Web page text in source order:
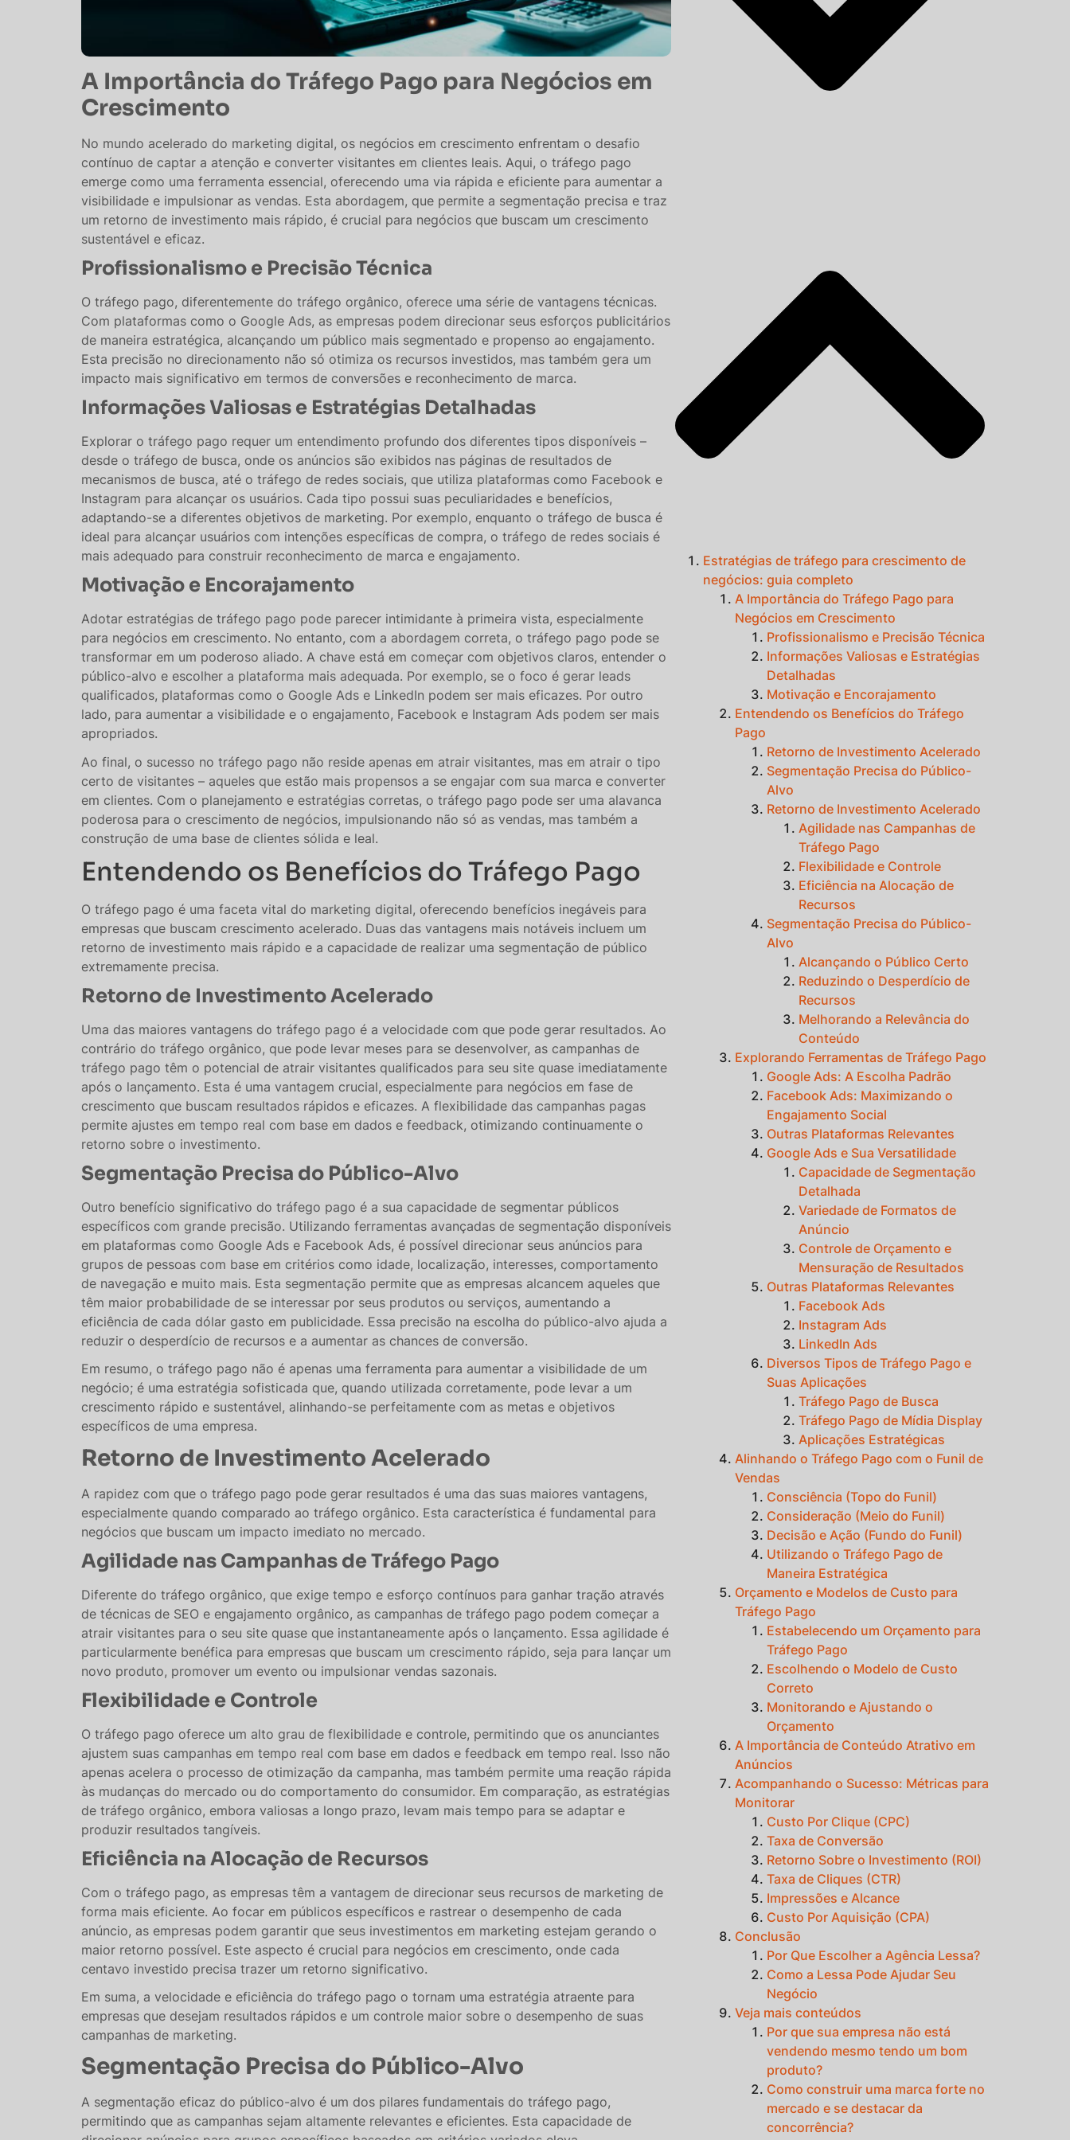
A Importância do Tráfego Pago para Negócios em
Crescimento
No mundo acelerado do marketing digital, os negócios em crescimento enfrentam o desafio
contínuo de captar a atenção e converter visitantes em clientes leais. Aqui, o tráfego pago
emerge como uma ferramenta essencial, oferecendo uma via rápida e eficiente para aumentar a
visibilidade e impulsionar as vendas. Esta abordagem, que permite a segmentação precisa e traz
um retorno de investimento mais rápido, é crucial para negócios que buscam um crescimento
sustentável e eficaz.
Profissionalismo e Precisão Técnica
O tráfego pago, diferentemente do tráfego orgânico, oferece uma série de vantagens técnicas.
Com plataformas como o Google Ads, as empresas podem direcionar seus esforços publicitários
de maneira estratégica, alcançando um público mais segmentado e propenso ao engajamento.
Esta precisão no direcionamento não só otimiza os recursos investidos, mas também gera um
impacto mais significativo em termos de conversões e reconhecimento de marca.
Informações Valiosas e Estratégias Detalhadas
Explorar o tráfego pago requer um entendimento profundo dos diferentes tipos disponíveis –
desde o tráfego de busca, onde os anúncios são exibidos nas páginas de resultados de
mecanismos de busca, até o tráfego de redes sociais, que utiliza plataformas como Facebook e
Instagram para alcançar os usuários. Cada tipo possui suas peculiaridades e benefícios,
adaptando-se a diferentes objetivos de marketing. Por exemplo, enquanto o tráfego de busca é
ideal para alcançar usuários com intenções específicas de compra, o tráfego de redes sociais é
mais adequado para construir reconhecimento de marca e engajamento​​​​​​.
Motivação e Encorajamento
Adotar estratégias de tráfego pago pode parecer intimidante à primeira vista, especialmente
para negócios em crescimento. No entanto, com a abordagem correta, o tráfego pago pode se
transformar em um poderoso aliado. A chave está em começar com objetivos claros, entender o
público-alvo e escolher a plataforma mais adequada. Por exemplo, se o foco é gerar leads
qualificados, plataformas como o Google Ads e LinkedIn podem ser mais eficazes. Por outro
lado, para aumentar a visibilidade e o engajamento, Facebook e Instagram Ads podem ser mais
apropriados​​​​.
Ao final, o sucesso no tráfego pago não reside apenas em atrair visitantes, mas em atrair o tipo
certo de visitantes – aqueles que estão mais propensos a se engajar com sua marca e converter
em clientes. Com o planejamento e estratégias corretas, o tráfego pago pode ser uma alavanca
poderosa para o crescimento de negócios, impulsionando não só as vendas, mas também a
construção de uma base de clientes sólida e leal.
Entendendo os Benefícios do Tráfego Pago
O tráfego pago é uma faceta vital do marketing digital, oferecendo benefícios inegáveis para
empresas que buscam crescimento acelerado. Duas das vantagens mais notáveis incluem um
retorno de investimento mais rápido e a capacidade de realizar uma segmentação de público
extremamente precisa.
Retorno de Investimento Acelerado
Uma das maiores vantagens do tráfego pago é a velocidade com que pode gerar resultados. Ao
contrário do tráfego orgânico, que pode levar meses para se desenvolver, as campanhas de
tráfego pago têm o potencial de atrair visitantes qualificados para seu site quase imediatamente
após o lançamento. Esta é uma vantagem crucial, especialmente para negócios em fase de
crescimento que buscam resultados rápidos e eficazes. A flexibilidade das campanhas pagas
permite ajustes em tempo real com base em dados e feedback, otimizando continuamente o
retorno sobre o investimento​​​​.
Segmentação Precisa do Público-Alvo
Outro benefício significativo do tráfego pago é a sua capacidade de segmentar públicos
específicos com grande precisão. Utilizando ferramentas avançadas de segmentação disponíveis
em plataformas como Google Ads e Facebook Ads, é possível direcionar seus anúncios para
grupos de pessoas com base em critérios como idade, localização, interesses, comportamento
de navegação e muito mais. Esta segmentação permite que as empresas alcancem aqueles que
têm maior probabilidade de se interessar por seus produtos ou serviços, aumentando a
eficiência de cada dólar gasto em publicidade. Essa precisão na escolha do público-alvo ajuda a
reduzir o desperdício de recursos e a aumentar as chances de conversão​​​​.
Em resumo, o tráfego pago não é apenas uma ferramenta para aumentar a visibilidade de um
negócio; é uma estratégia sofisticada que, quando utilizada corretamente, pode levar a um
crescimento rápido e sustentável, alinhando-se perfeitamente com as metas e objetivos
específicos de uma empresa.
Retorno de Investimento Acelerado
A rapidez com que o tráfego pago pode gerar resultados é uma das suas maiores vantagens,
especialmente quando comparado ao tráfego orgânico. Esta característica é fundamental para
negócios que buscam um impacto imediato no mercado.
Agilidade nas Campanhas de Tráfego Pago
Diferente do tráfego orgânico, que exige tempo e esforço contínuos para ganhar tração através
de técnicas de SEO e engajamento orgânico, as campanhas de tráfego pago podem começar a
atrair visitantes para o seu site quase que instantaneamente após o lançamento. Essa agilidade é
particularmente benéfica para empresas que buscam um crescimento rápido, seja para lançar um
novo produto, promover um evento ou impulsionar vendas sazonais​​.
Flexibilidade e Controle
O tráfego pago oferece um alto grau de flexibilidade e controle, permitindo que os anunciantes
ajustem suas campanhas em tempo real com base em dados e feedback em tempo real. Isso não
apenas acelera o processo de otimização da campanha, mas também permite uma reação rápida
às mudanças do mercado ou do comportamento do consumidor. Em comparação, as estratégias
de tráfego orgânico, embora valiosas a longo prazo, levam mais tempo para se adaptar e
produzir resultados tangíveis​​.
Eficiência na Alocação de Recursos
Com o tráfego pago, as empresas têm a vantagem de direcionar seus recursos de marketing de
forma mais eficiente. Ao focar em públicos específicos e rastrear o desempenho de cada
anúncio, as empresas podem garantir que seus investimentos em marketing estejam gerando o
maior retorno possível. Este aspecto é crucial para negócios em crescimento, onde cada
centavo investido precisa trazer um retorno significativo​​.
Em suma, a velocidade e eficiência do tráfego pago o tornam uma estratégia atraente para
empresas que desejam resultados rápidos e um controle maior sobre o desempenho de suas
campanhas de marketing.
Segmentação Precisa do Público-Alvo
A segmentação eficaz do público-alvo é um dos pilares fundamentais do tráfego pago,
permitindo que as campanhas sejam altamente relevantes e eficientes. Esta capacidade de
Estratégias de tráfego para crescimento de
negócios: guia completo
A Importância do Tráfego Pago para
Negócios em Crescimento
Profissionalismo e Precisão Técnica
Informações Valiosas e Estratégias
Detalhadas
Motivação e Encorajamento
Entendendo os Benefícios do Tráfego
Pago
Retorno de Investimento Acelerado
Segmentação Precisa do Público-
Alvo
Retorno de Investimento Acelerado
Agilidade nas Campanhas de
Tráfego Pago
Flexibilidade e Controle
Eficiência na Alocação de
Recursos
Segmentação Precisa do Público-
Alvo
Alcançando o Público Certo
Reduzindo o Desperdício de
Recursos
Melhorando a Relevância do
Conteúdo
Explorando Ferramentas de Tráfego Pago
Google Ads: A Escolha Padrão
Facebook Ads: Maximizando o
Engajamento Social
Outras Plataformas Relevantes
Google Ads e Sua Versatilidade
Capacidade de Segmentação
Detalhada
Variedade de Formatos de
Anúncio
Controle de Orçamento e
Mensuração de Resultados
Outras Plataformas Relevantes
Facebook Ads
Instagram Ads
LinkedIn Ads
Diversos Tipos de Tráfego Pago e
Suas Aplicações
Tráfego Pago de Busca
Tráfego Pago de Mídia Display
Aplicações Estratégicas
Alinhando o Tráfego Pago com o Funil de
Vendas
Consciência (Topo do Funil)
Consideração (Meio do Funil)
Decisão e Ação (Fundo do Funil)
Utilizando o Tráfego Pago de
Maneira Estratégica
Orçamento e Modelos de Custo para
Tráfego Pago
Estabelecendo um Orçamento para
Tráfego Pago
Escolhendo o Modelo de Custo
Correto
Monitorando e Ajustando o
Orçamento
A Importância de Conteúdo Atrativo em
Anúncios
Acompanhando o Sucesso: Métricas para
Monitorar
Custo Por Clique (CPC)
Taxa de Conversão
Retorno Sobre o Investimento (ROI)
Taxa de Cliques (CTR)
Impressões e Alcance
Custo Por Aquisição (CPA)
Conclusão
Por Que Escolher a Agência Lessa?
Como a Lessa Pode Ajudar Seu
Negócio
Veja mais conteúdos
Por que sua empresa não está
vendendo mesmo tendo um bom
produto?
Como construir uma marca forte no
mercado e se destacar da
concorrência?